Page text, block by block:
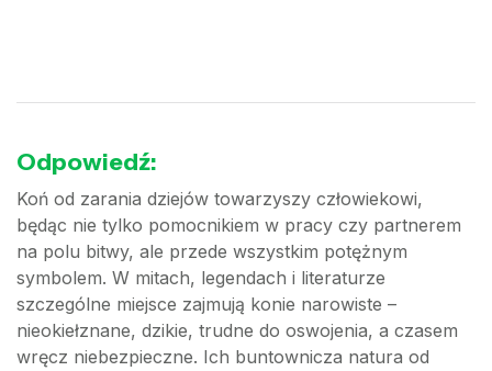
Odpowiedź:
Koń od zarania dziejów towarzyszy człowiekowi,
będąc nie tylko pomocnikiem w pracy czy partnerem
na polu bitwy, ale przede wszystkim potężnym
symbolem. W mitach, legendach i literaturze
szczególne miejsce zajmują konie narowiste –
nieokiełznane, dzikie, trudne do oswojenia, a czasem
wręcz niebezpieczne. Ich buntownicza natura od